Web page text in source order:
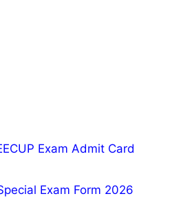
Exam Admit Card
Exam Form 2026